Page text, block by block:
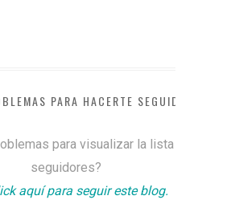
PARA HACERTE SEGUIDOR?
para visualizar la lista de
seguidores?
aquí para seguir este blog.